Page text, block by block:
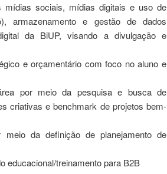
mídias sociais, mídias digitais e uso de
armazenamento e gestão de dados
da BiUP, visando a divulgação e
e orçamentário com foco no aluno e
por meio da pesquisa e busca de
criativas e benchmark de projetos bem-
da definição de planejamento de
educacional/treinamento para B2B